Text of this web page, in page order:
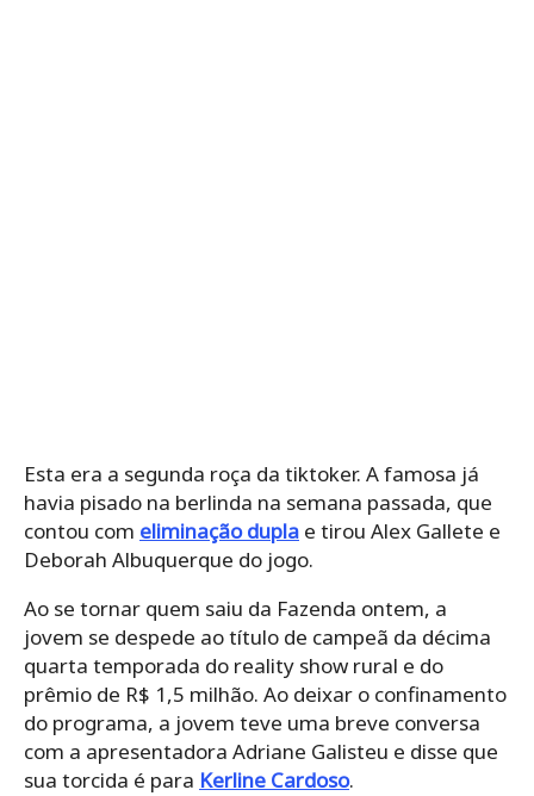
Esta era a segunda roça da tiktoker. A famosa já
havia pisado na berlinda na semana passada, que
contou com eliminação dupla e tirou Alex Gallete e
Deborah Albuquerque do jogo.
Ao se tornar quem saiu da Fazenda ontem, a
jovem se despede ao título de campeã da décima
quarta temporada do reality show rural e do
prêmio de R$ 1,5 milhão. Ao deixar o confinamento
do programa, a jovem teve uma breve conversa
com a apresentadora Adriane Galisteu e disse que
sua torcida é para Kerline Cardoso.